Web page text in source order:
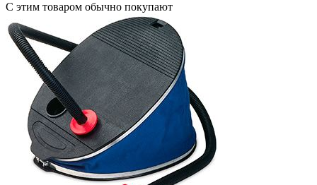
С этим товаром обычно покупают